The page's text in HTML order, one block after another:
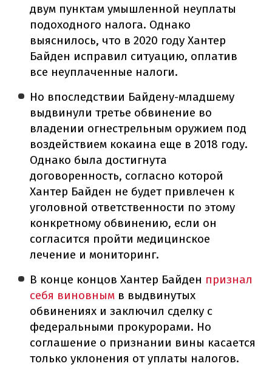
двум пунктам умышленной неуплаты
подоходного налога. Однако
выяснилось, что в 2020 году Хантер
Байден исправил ситуацию, оплатив
все неуплаченные налоги.
Но впоследствии Байдену-младшему
выдвинули третье обвинение во
владении огнестрельным оружием под
воздействием кокаина еще в 2018 году.
Однако была достигнута
договоренность, согласно которой
Хантер Байден не будет привлечен к
уголовной ответственности по этому
конкретному обвинению, если он
согласится пройти медицинское
лечение и мониторинг.
В конце концов Хантер Байден признал
себя виновным в выдвинутых
обвинениях и заключил сделку с
федеральными прокурорами. Но
соглашение о признании вины касается
только уклонения от уплаты налогов.